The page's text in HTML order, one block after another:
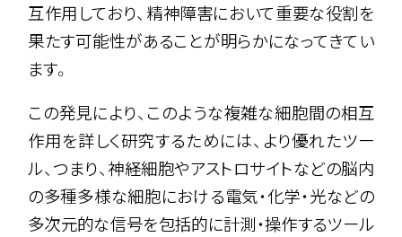
互作用しており、精神障害において重要な役割を
果たす可能性があることが明らかになってきてい
ます。
この発見により、このような複雑な細胞間の相互
作用を詳しく研究するためには、より優れたツー
ル、つまり、神経細胞やアストロサイトなどの脳内
の多種多様な細胞における電気・化学・光などの
多次元的な信号を包括的に計測・操作するツール